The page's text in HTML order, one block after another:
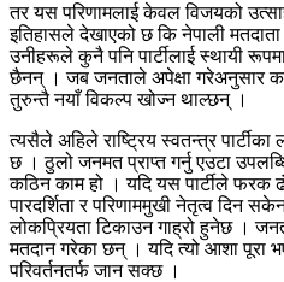
तर यस परिणामलाई केवल विजयको
इतिहासले देखाएको छ कि नेपाली
उनीहरूले कुनै पनि पार्टीलाई स्थायी
छैनन् । जब जनताले अपेक्षा गरेअनुसार
तुरुन्तै नयाँ विकल्प खोज्न थाल्छन् ।
त्यसैले अहिले राष्ट्रिय स्वतन्त्र
छ । ठुलो जनमत प्राप्त गर्नु एउटा
कठिन काम हो । यदि यस पार्टीले
पारदर्शिता र परिणाममुखी नेतृत्व दिन
लोकप्रियता टिकाउन गाह्रो हुनेछ ।
मतदान गरेका छन् । यदि त्यो आशा पूरा
परिवर्तनतर्फ जान सक्छ ।